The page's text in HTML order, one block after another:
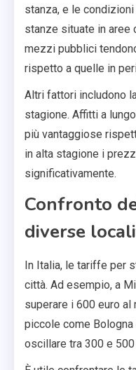
stanza, e le
stanze situate in aree
mezzi pubblici
rispetto a quelle in
Altri fattori includono
stagione. Affitti a
più vantaggiose
in alta stagione i
significativamente.
Confronto
diverse
In Italia, le tariffe per
città. Ad esempio, a
superare i 600 euro
piccole come
oscillare tra 300 e 500